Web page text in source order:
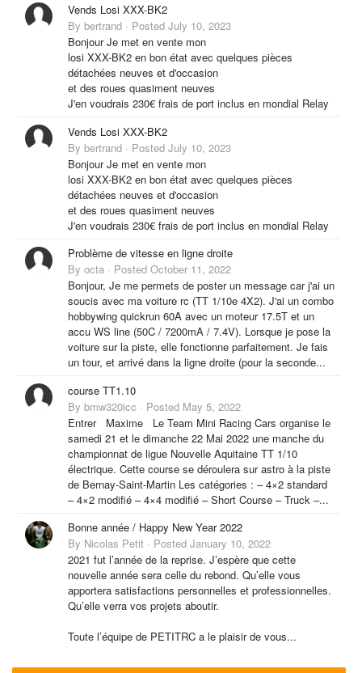
Vends Losi XXX-BK2
By bertrand · Posted July 10, 2023
Bonjour Je met en vente mon
losi XXX-BK2 en bon état avec quelques pièces
détachées neuves et d'occasion
et des roues quasiment neuves
J'en voudrais 230€ frais de port inclus en mondial Relay
Vends Losi XXX-BK2
By bertrand · Posted July 10, 2023
Bonjour Je met en vente mon
losi XXX-BK2 en bon état avec quelques pièces
détachées neuves et d'occasion
et des roues quasiment neuves
J'en voudrais 230€ frais de port inclus en mondial Relay
Problème de vitesse en ligne droite
By octa · Posted October 11, 2022
Bonjour, Je me permets de poster un message car j'ai un
soucis avec ma voiture rc (TT 1/10e 4X2). J'ai un combo
hobbywing quickrun 60A avec un moteur 17.5T et un
accu WS line (50C / 7200mA / 7.4V). Lorsque je pose la
voiture sur la piste, elle fonctionne parfaitement. Je fais
un tour, et arrivé dans la ligne droite (pour la seconde...
course TT1.10
By bmw320icc · Posted May 5, 2022
Entrer Maxime Le Team Mini Racing Cars organise le
samedi 21 et le dimanche 22 Mai 2022 une manche du
championnat de ligue Nouvelle Aquitaine TT 1/10
électrique. Cette course se déroulera sur astro à la piste
de Bernay-Saint-Martin Les catégories : – 4×2 standard
– 4×2 modifié – 4×4 modifié – Short Course – Truck –...
Bonne année / Happy New Year 2022
By Nicolas Petit · Posted January 10, 2022
2021 fut l’année de la reprise. J’espère que cette
nouvelle année sera celle du rebond. Qu’elle vous
apportera satisfactions personnelles et professionnelles.
Qu’elle verra vos projets aboutir.
Toute l’équipe de PETITRC a le plaisir de vous...